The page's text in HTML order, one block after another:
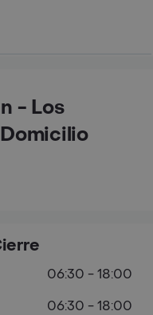
- Los
06:30 - 18:00
06:30 - 18:00